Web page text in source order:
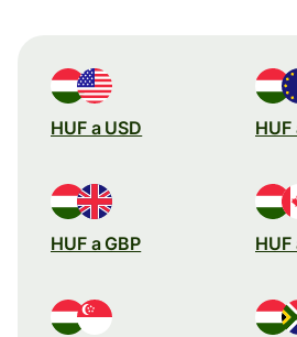
HUF a USD HUF
HUF a GBP HUF